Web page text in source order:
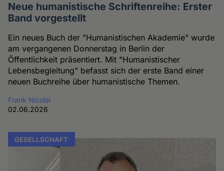
Neue humanistische Schriftenreihe: Erster
Band vorgestellt
Ein neues Buch der "Humanistischen Akademie" wurde
am vergangenen Donnerstag in Berlin der
Öffentlichkeit präsentiert. Mit "Humanistischer
Lebensbegleitung" befasst sich der erste Band einer
neuen Buchreihe über humanistische Themen.
Frank Nicolai
02.06.2026
GESELLSCHAFT